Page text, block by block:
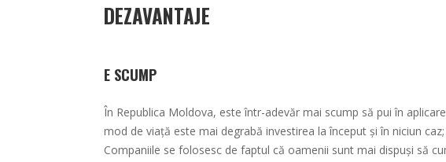
DEZAVANTAJE
E SCUMP
În Republica Moldova, este într-adevăr mai scump să pui în
mod de viață este mai degrabă investirea la început și în niciun
Companiile se folosesc de faptul că oamenii sunt mai dispuși să